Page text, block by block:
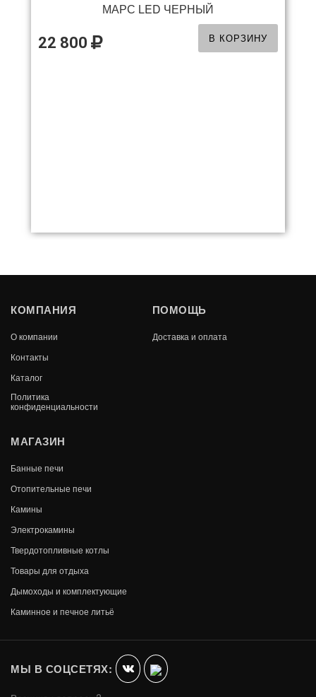
МАРС LED ЧЕРНЫЙ
22 800 В КОРЗИНУ
ФАВОРИТ
12 800 В КОРЗИНУ
1 800
КОМПАНИЯ
О компании
Контакты
Каталог
Политика
конфиденциальности
ПОМОЩЬ
Доставка и оплата
МАГАЗИН
Банные печи
Отопительные печи
Камины
Электрокамины
Твердотопливные котлы
Товары для отдыха
Дымоходы и комплектующие
Каминное и печное литьё
МЫ В СОЦСЕТЯХ: